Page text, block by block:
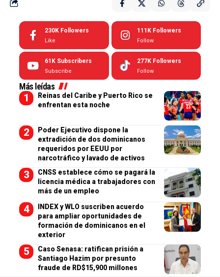
230K Followers
Like
111K Followers
Follow
61K Subscribers
Subscribe
277K Followers
Follow
Más leídas
Reinas del Caribe y Puerto Rico se
enfrentan esta noche
Poder Ejecutivo dispone la
extradición de dos dominicanos
requeridos por EEUU por
narcotráfico y lavado de activos
CNSS establece cómo se pagará la
licencia médica a trabajadores con
más de un empleo
INDEX y WLO suscriben acuerdo
para ampliar oportunidades de
formación de dominicanos en el
exterior
Caso Senasa: ratifican prisión a
Santiago Hazim por presunto
fraude de RD$15,900 millones